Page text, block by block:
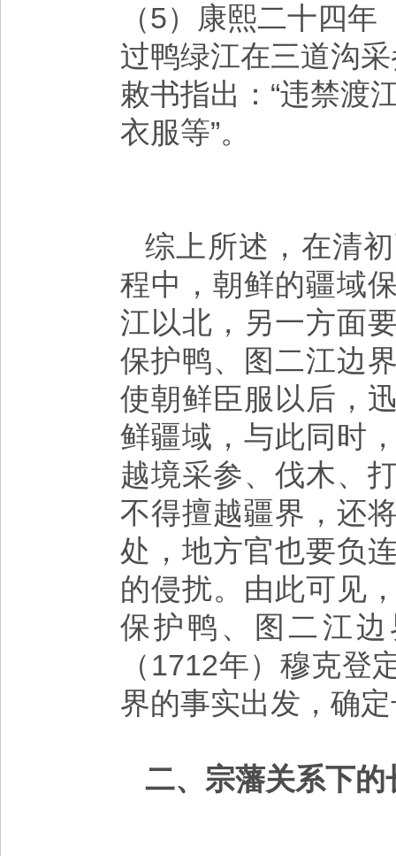
（5）康熙二十四
过鸭绿江在三道沟
敕书指出：“违禁渡
衣服等”。
综上所述，在清
程中，朝鲜的疆域
江以北，另一方面
保护鸭、图二江边
使朝鲜臣服以后，
鲜疆域，与此同时
越境采参、伐木、
不得擅越疆界，还
处，地方官也要负
的侵扰。由此可见
保护鸭、图二江
（1712年）穆克
界的事实出发，确
二、宗藩关系下的